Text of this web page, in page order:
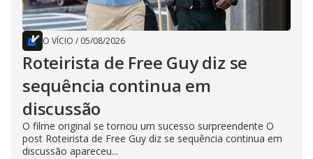
O VÍCIO / 05/08/2026
Roteirista de Free Guy diz se
sequência continua em
discussão
O filme original se tornou um sucesso surpreendente O
post Roteirista de Free Guy diz se sequência continua em
discussão apareceu...